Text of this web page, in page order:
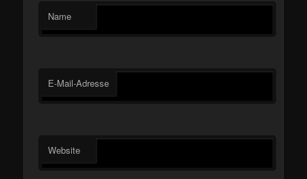
Name
E-Mail-Adresse
Website